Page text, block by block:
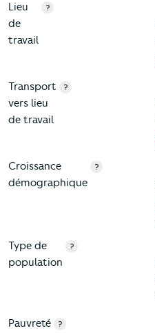
Lieu
de
travail
?
Transport
vers lieu
de travail
?
Croissance
démographique
?
Type de
population
?
Pauvreté ?